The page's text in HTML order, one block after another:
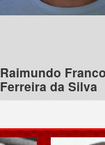
Raimundo
Ferreira da Silva